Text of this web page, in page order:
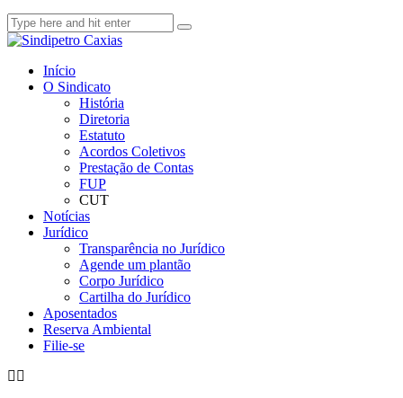
Início
O Sindicato
História
Diretoria
Estatuto
Acordos Coletivos
Prestação de Contas
FUP
CUT
Notícias
Jurídico
Transparência no Jurídico
Agende um plantão
Corpo Jurídico
Cartilha do Jurídico
Aposentados
Reserva Ambiental
Filie-se